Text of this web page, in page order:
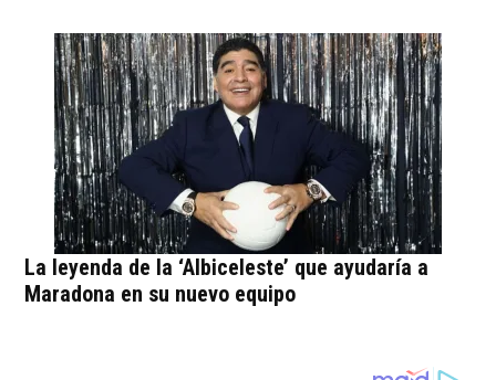
La leyenda de la ‘Albiceleste’ que ayudaría a
Maradona en su nuevo equipo